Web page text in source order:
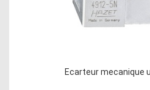
Ecarteur mecanique